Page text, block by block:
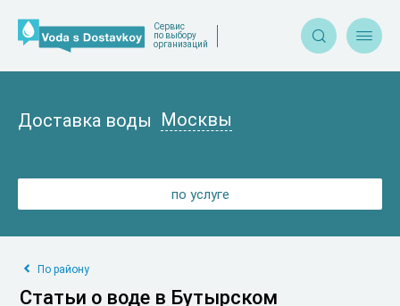
Сервис
по выбору
организаций
Доставка воды Москвы
 
по услуге
По району
Статьи о воде в Бутырском